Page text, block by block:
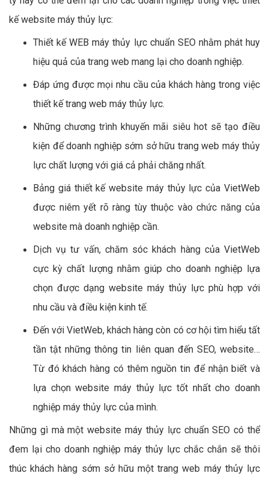
kế website máy thủy lực:
Thiết kế WEB máy thủy lực chuẩn SEO nhằm phát huy
hiệu quả của trang web mang lại cho doanh nghiệp.
Đáp ứng được mọi nhu cầu của khách hàng trong việc
thiết kế trang web máy thủy lực.
Những chương trình khuyến mãi siêu hot sẽ tạo điều
kiện để doanh nghiệp sớm sở hữu trang web máy thủy
lực chất lượng với giá cả phải chăng nhất.
Bảng giá thiết kế website máy thủy lực của VietWeb
được niêm yết rõ ràng tùy thuộc vào chức năng của
website mà doanh nghiệp cần.
Dịch vụ tư vấn, chăm sóc khách hàng của VietWeb
cực kỳ chất lượng nhằm giúp cho doanh nghiệp lựa
chọn được dạng website máy thủy lực phù hợp với
nhu cầu và điều kiện kinh tế.
Đến với VietWeb, khách hàng còn có cơ hội tìm hiểu tất
tần tật những thông tin liên quan đến SEO, website…
Từ đó khách hàng có thêm nguồn tin để nhận biết và
lựa chọn website máy thủy lực tốt nhất cho doanh
nghiệp máy thủy lực của mình.
Những gì mà một website máy thủy lực chuẩn SEO có thể
đem lại cho doanh nghiệp máy thủy lực chắc chắn sẽ thôi
thúc khách hàng sớm sở hữu một trang web máy thủy lực